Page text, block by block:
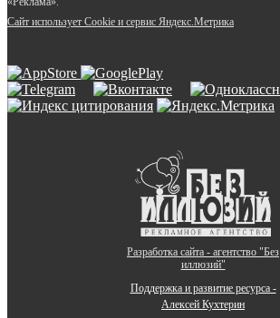
Сайт использует Cookie и сервиc Яндекс.Метрика
Разработка сайта - агентство "Без
иллюзий"
Поддержка и развитие ресурса -
Алексей Кухтерин